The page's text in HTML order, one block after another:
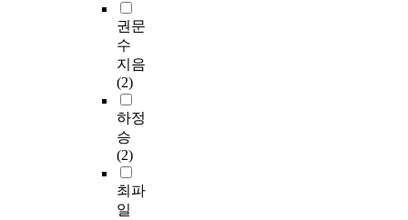
권문
수
지음
(2)
하정
승
(2)
최파
일